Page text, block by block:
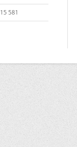
15 581